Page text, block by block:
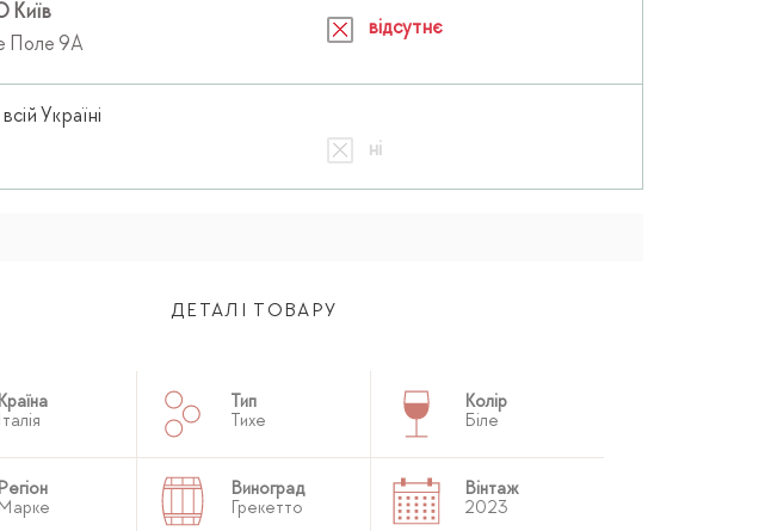
Київ
Поле 9А
відсутнє
Україні
ні
ДЕТАЛІ ТОВАРУ
Країна
Італія
Тип
Тихе
Колір
Біле
Регіон
Марке
Виноград
Грекетто
Вінтаж
2023